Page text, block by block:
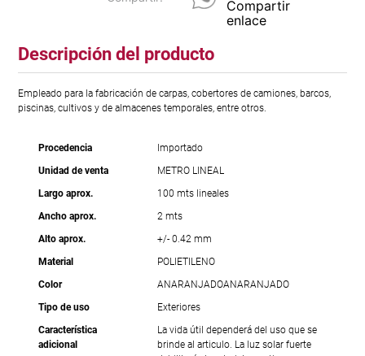
Descripción del producto
Empleado para la fabricación de carpas, cobertores de camiones, barcos,
piscinas, cultivos y de almacenes temporales, entre otros.
Procedencia
Importado
Unidad de venta
METRO LINEAL
Largo aprox.
100 mts lineales
Ancho aprox.
2 mts
Alto aprox.
+/- 0.42 mm
Material
POLIETILENO
Color
ANARANJADOANARANJADO
Tipo de uso
Exteriores
Característica
adicional
La vida útil dependerá del uso que se
brinde al articulo. La luz solar fuerte